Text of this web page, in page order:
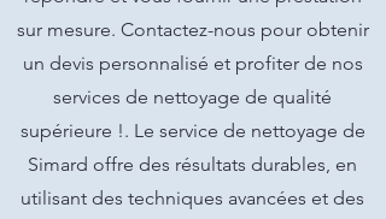
sur mesure. Contactez-nous pour obtenir
un devis personnalisé et profiter de nos
services de nettoyage de qualité
supérieure !. Le service de nettoyage de
Simard offre des résultats durables, en
utilisant des techniques avancées et des